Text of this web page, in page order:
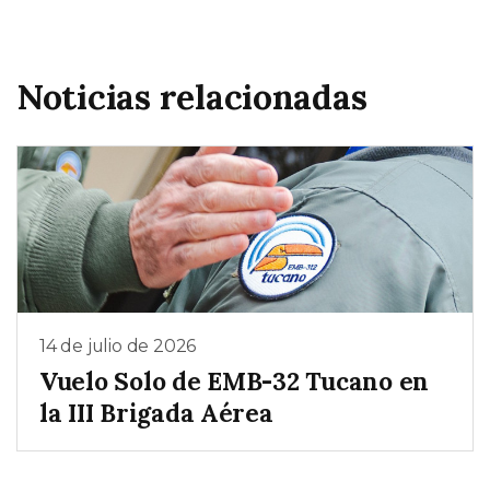
Noticias relacionadas
14 de julio de 2026
Vuelo Solo de EMB-32 Tucano en
la III Brigada Aérea